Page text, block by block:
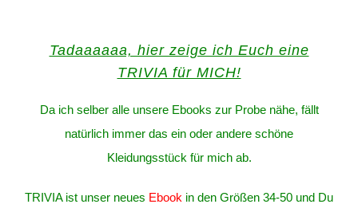
Tadaaaaaa, hier zeige ich Euch eine
TRIVIA für MICH!
Da ich selber alle unsere Ebooks zur Probe nähe, fällt
natürlich immer das ein oder andere schöne
Kleidungsstück für mich ab.
TRIVIA ist unser neues Ebook in den Größen 34-50 und Du